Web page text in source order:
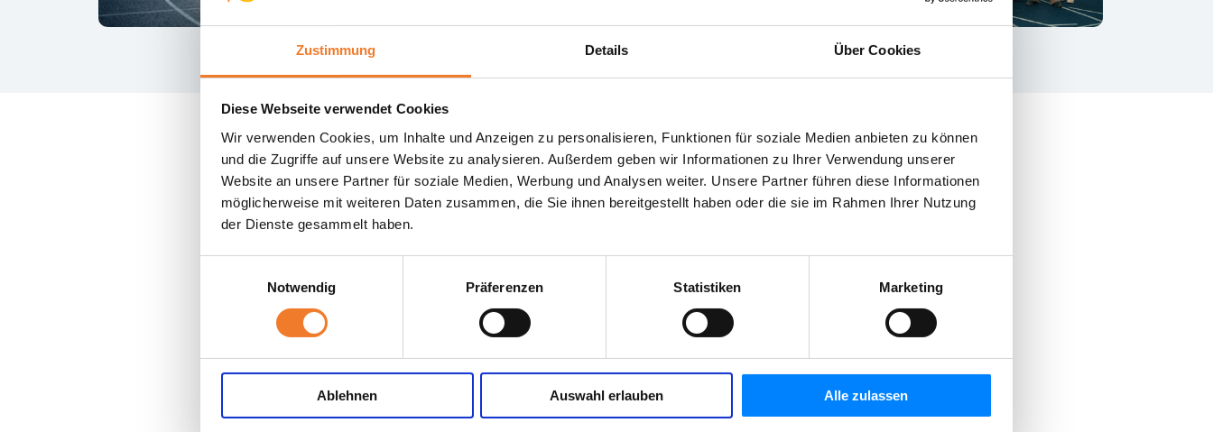
Zustimmung Details Über Cookies
Diese Webseite verwendet Cookies
Wir verwenden Cookies, um Inhalte und Anzeigen zu personalisieren, Funktionen für soziale Medien anbieten zu können
und die Zugriffe auf unsere Website zu analysieren. Außerdem geben wir Informationen zu Ihrer Verwendung unserer
Website an unsere Partner für soziale Medien, Werbung und Analysen weiter. Unsere Partner führen diese Informationen
möglicherweise mit weiteren Daten zusammen, die Sie ihnen bereitgestellt haben oder die sie im Rahmen Ihrer Nutzung
der Dienste gesammelt haben.
Notwendig
Präferenzen Statistiken Marketing
Ablehnen Auswahl erlauben Alle zulassen